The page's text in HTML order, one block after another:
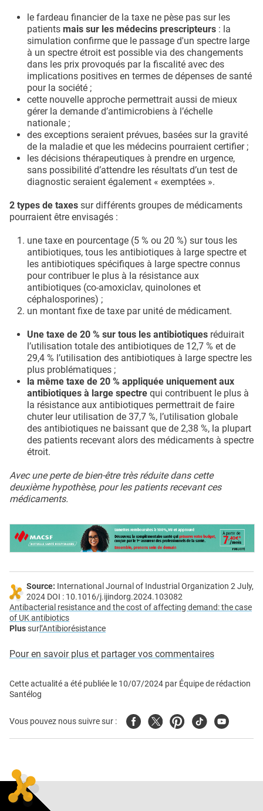
le fardeau financier de la taxe ne pèse pas sur les
patients mais sur les médecins prescripteurs : la
simulation confirme que le passage d'un spectre large
à un spectre étroit est possible via des changements
dans les prix provoqués par la fiscalité avec des
implications positives en termes de dépenses de santé
pour la société ;
cette nouvelle approche permettrait aussi de mieux
gérer la demande d’antimicrobiens à l’échelle
nationale ;
des exceptions seraient prévues, basées sur la gravité
de la maladie et que les médecins pourraient certifier ;
les décisions thérapeutiques à prendre en urgence,
sans possibilité d’attendre les résultats d’un test de
diagnostic seraient également « exemptées ».
2 types de taxes sur différents groupes de médicaments
pourraient être envisagés :
une taxe en pourcentage (5 % ou 20 %) sur tous les
antibiotiques, tous les antibiotiques à large spectre et
les antibiotiques spécifiques à large spectre connus
pour contribuer le plus à la résistance aux
antibiotiques (co-amoxiclav, quinolones et
céphalosporines) ;
un montant fixe de taxe par unité de médicament.
Une taxe de 20 % sur tous les antibiotiques réduirait
l’utilisation totale des antibiotiques de 12,7 % et de
29,4 % l’utilisation des antibiotiques à large spectre les
plus problématiques ;
la même taxe de 20 % appliquée uniquement aux
antibiotiques à large spectre qui contribuent le plus à
la résistance aux antibiotiques permettrait de faire
chuter leur utilisation de 37,7 %, l’utilisation globale
des antibiotiques ne baissant que de 2,38 %, la plupart
des patients recevant alors des médicaments à spectre
étroit.
Avec une perte de bien-être très réduite dans cette
deuxième hypothèse, pour les patients recevant ces
médicaments.
Source: International Journal of Industrial Organization 2 July,
2024 DOI : 10.1016/j.ijindorg.2024.103082
Antibacterial resistance and the cost of affecting demand: the case
of UK antibiotics
Plussurl’Antibiorésistance
Pour en savoir plus et partager vos commentaires
Cette actualité a été publiée le 10/07/2024 par Équipe de rédaction
Santélog
Vous pouvez nous suivre sur : FacebookTwitterPinterest
TiktokYoutube